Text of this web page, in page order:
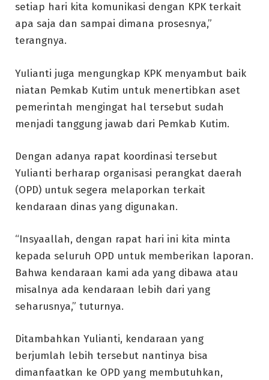
setiap hari kita komunikasi dengan KPK terkait
apa saja dan sampai dimana prosesnya,”
terangnya.
Yulianti juga mengungkap KPK menyambut baik
niatan Pemkab Kutim untuk menertibkan aset
pemerintah mengingat hal tersebut sudah
menjadi tanggung jawab dari Pemkab Kutim.
Dengan adanya rapat koordinasi tersebut
Yulianti berharap organisasi perangkat daerah
(OPD) untuk segera melaporkan terkait
kendaraan dinas yang digunakan.
“Insyaallah, dengan rapat hari ini kita minta
kepada seluruh OPD untuk memberikan laporan.
Bahwa kendaraan kami ada yang dibawa atau
misalnya ada kendaraan lebih dari yang
seharusnya,” tuturnya.
Ditambahkan Yulianti, kendaraan yang
berjumlah lebih tersebut nantinya bisa
dimanfaatkan ke OPD yang membutuhkan,